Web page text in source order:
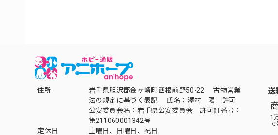
住所
岩手県胆沢郡金ヶ崎町西根前野50-22 古物営業
法の規定に基づく表記 氏名：澤村 陽 許可
公安委員会名：岩手県公安委員会 許可証番号：
第211060001342号
定休日
土曜日、日曜日、祝日
1
で